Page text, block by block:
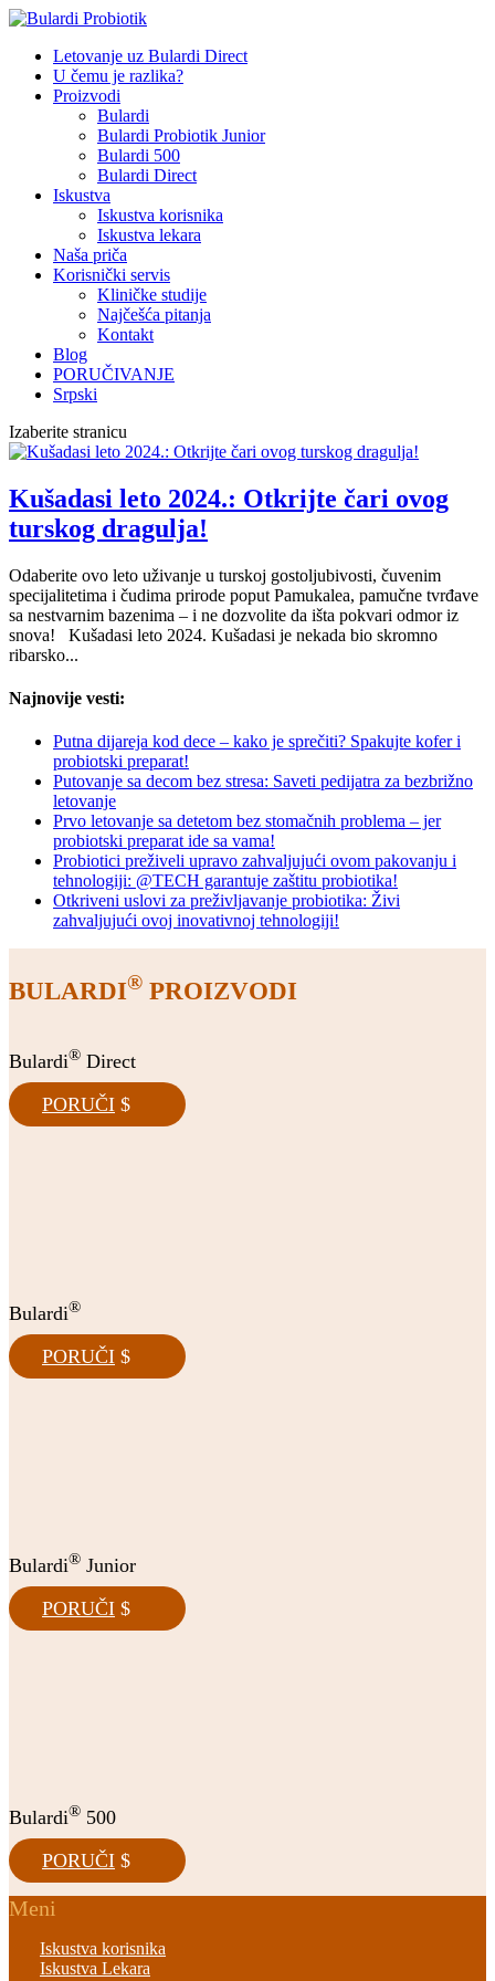
Letovanje uz Bulardi Direct
U čemu je razlika?
Proizvodi
Bulardi
Bulardi Probiotik Junior
Bulardi 500
Bulardi Direct
Iskustva
Iskustva korisnika
Iskustva lekara
Naša priča
Korisnički servis
Kliničke studije
Najčešća pitanja
Kontakt
Blog
PORUČIVANJE
Srpski
Izaberite stranicu
Kušadasi leto 2024.: Otkrijte čari ovog
turskog dragulja!
Odaberite ovo leto uživanje u turskoj gostoljubivosti, čuvenim
specijalitetima i čudima prirode poput Pamukalea, pamučne tvrđave
sa nestvarnim bazenima – i ne dozvolite da išta pokvari odmor iz
snova! Kušadasi leto 2024. Kušadasi je nekada bio skromno
ribarsko...
Najnovije vesti:
Putna dijareja kod dece – kako je sprečiti? Spakujte kofer i
probiotski preparat!
Putovanje sa decom bez stresa: Saveti pedijatra za bezbrižno
letovanje
Prvo letovanje sa detetom bez stomačnih problema – jer
probiotski preparat ide sa vama!
Probiotici preživeli upravo zahvaljujući ovom pakovanju i
tehnologiji: @TECH garantuje zaštitu probiotika!
Otkriveni uslovi za preživljavanje probiotika: Živi
zahvaljujući ovoj inovativnoj tehnologiji!
BULARDI® PROIZVODI
Bulardi® Direct
PORUČI
Bulardi®
PORUČI
Bulardi® Junior
PORUČI
Bulardi® 500
PORUČI
Meni
Iskustva korisnika
Iskustva Lekara